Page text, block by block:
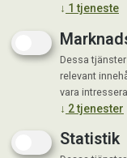
↓ 1 tjeneste
Dessa
relevant
vara
↓ 2tjenester
Statistik